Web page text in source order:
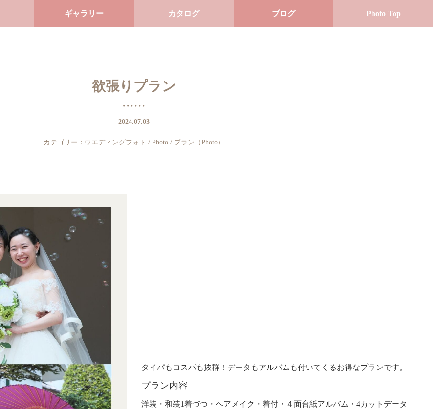
ギャラリー カタログ ブログ Photo Top
欲張りプラン
2024.07.03
カテゴリー： ウエディングフォト / Photo / プラン（Photo）
タイパもコスパも抜群！データもアルバムも付いてくるお得なプランです。
プラン内容
洋装・和装1着づつ・ヘアメイク・着付・４面台紙アルバム・4カットデータ